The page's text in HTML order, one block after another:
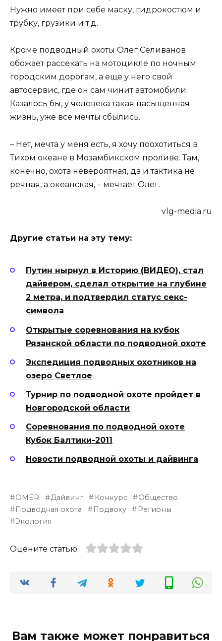
Нужно имеет при себе маску, гидрокостюм и
трубку, грузики и т.д.
Кроме подводный охоты Олег Селиванов
обожает рассекать на мотоцикле по ночным
городским дорогам, а еще у него свой
автосервис, где он сам чинит автомобили.
Казалось бы, у человека такая насыщенная
жизнь, уже все мечты сбылись.
– Нет, мечта у меня есть, я хочу поохотиться в
Тихом океане в Мозамбикском проливе. Там,
конечно, охота невероятная, да и тактика не
речная, а океанская, – мечтает Олег.
vlg-media.ru
Другие статьи на эту тему:
Путин нырнул в Историю (ВИДЕО), стал
дайвером, сделал открытие на глубине
2 метра, и подтвердил статус секс-
символа
Открытые соревнования на кубок
Рязанской области по подводной охоте
Экспедиция подводных охотников на
озеро Светлое
Турнир по подводной охоте пройдет в
Новгородской области
Соревнования по подводной охоте
Кубок Балтики-2011
Новости подводной охоты и дайвинга
OMER Дайвинг Конкурс
Общество
Подводная охота
Подвоху
Регионы
Экология
Оцените статью
Вам также может понравиться